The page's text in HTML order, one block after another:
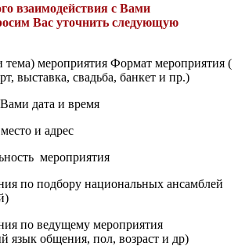
взаимодействия с Вами
Вас уточнить следующую
тема) мероприятия Формат мероприятия (
выставка, свадьба, банкет и пр.)
дата и время
и адрес
мероприятия
по подбору национальных ансамблей
по ведущему мероприятия
язык общения, пол, возраст и др)